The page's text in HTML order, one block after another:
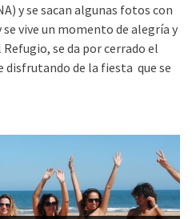
y se sacan algunas fotos con
vive un momento de alegría y
se da por cerrado el
disfrutando de la fiesta que se